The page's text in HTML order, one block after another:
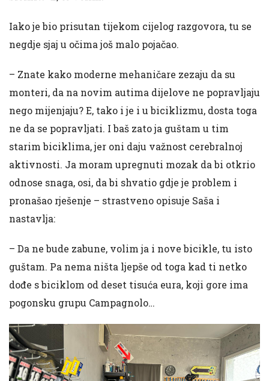
Iako je bio prisutan tijekom cijelog razgovora, tu se
negdje sjaj u očima još malo pojačao.
– Znate kako moderne mehaničare zezaju da su
monteri, da na novim autima dijelove ne popravljaju
nego mijenjaju? E, tako i je i u biciklizmu, dosta toga
ne da se popravljati. I baš zato ja guštam u tim
starim biciklima, jer oni daju važnost cerebralnoj
aktivnosti. Ja moram upregnuti mozak da bi otkrio
odnose snaga, osi, da bi shvatio gdje je problem i
pronašao rješenje – strastveno opisuje Saša i
nastavlja:
– Da ne bude zabune, volim ja i nove bicikle, tu isto
guštam. Pa nema ništa ljepše od toga kad ti netko
dođe s biciklom od deset tisuća eura, koji gore ima
pogonsku grupu Campagnolo…